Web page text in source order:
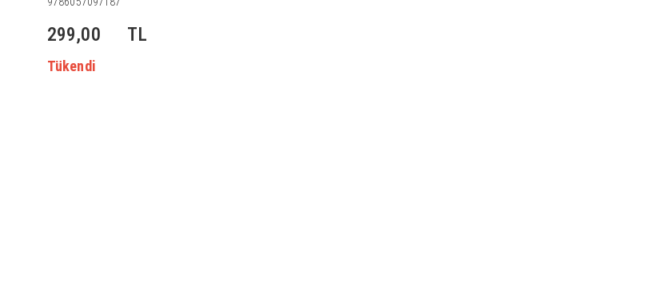
299,00 TL
Tükendi